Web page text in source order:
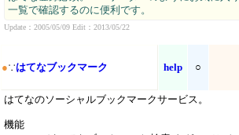
一覧で確認するのに便利です。
Update：2005/05/09 Edit：2013/05/22
●∵はてなブックマーク help ○
はてなのソーシャルブックマークサービス。
機能